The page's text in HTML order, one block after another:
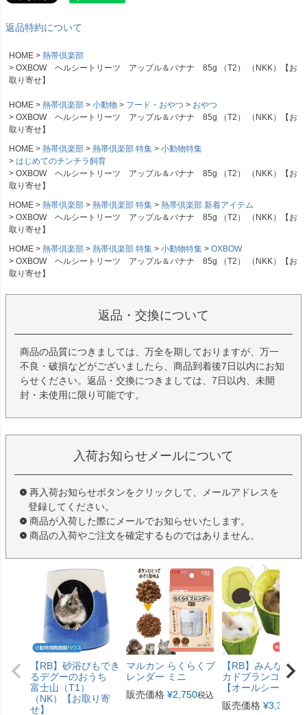
返品特約について
HOME
熱帯倶楽部
OXBOW ヘルシートリーツ アップル＆バナナ 85g （T2） （NKK）【お
取り寄せ】
HOME 熱帯倶楽部 小動物 フード・おやつ
おやつ
OXBOW ヘルシートリーツ アップル＆バナナ 85g （T2） （NKK）【お
取り寄せ】
HOME
熱帯倶楽部 熱帯倶楽部 特集
小動物特集
はじめてのチンチラ飼育
OXBOW ヘルシートリーツ アップル＆バナナ 85g （T2） （NKK）【お
取り寄せ】
HOME
熱帯倶楽部 熱帯倶楽部 特集
熱帯倶楽部 新着アイテム
OXBOW ヘルシートリーツ アップル＆バナナ 85g （T2） （NKK）【お
取り寄せ】
HOME
熱帯倶楽部 熱帯倶楽部 特集 小動物特集
OXBOW
OXBOW ヘルシートリーツ アップル＆バナナ 85g （T2） （NKK）【お
取り寄せ】
返品・交換について
商品の品質につきましては、万全を期しておりますが、万一
不良・破損などがございましたら、商品到着後7日以内にお知
らせください。返品・交換につきましては、7日以内、未開
封・未使用に限り可能です。
入荷お知らせメールについて
再入荷お知らせボタンをクリックして、メールアドレスを
登録してください。
商品が入荷した際にメールでお知らせいたします。
商品の入荷やご注文を確定するものではありません。
【RB】砂浴びもでき
るデグーのおうち
富士山（T1）
（NK）【お取り寄
せ】
マルカン らくらくブ
レンダー ミニ
販売価格 ¥2,750税込
【RB】みんなのア
カドブランコ（F2
【オールシーズン
販売価格 ¥3,300